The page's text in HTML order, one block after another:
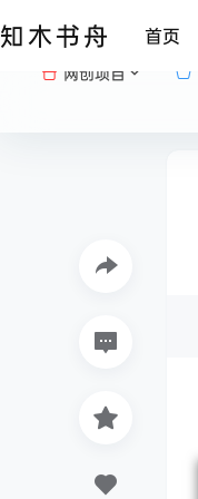
知木书舟 首页
网创项目